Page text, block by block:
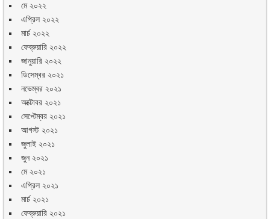
মে ২০২২
এপ্রিল ২০২২
মার্চ ২০২২
ফেব্রুয়ারি ২০২২
জানুয়ারি ২০২২
ডিসেম্বর ২০২১
নভেম্বর ২০২১
অক্টোবর ২০২১
সেপ্টেম্বর ২০২১
আগস্ট ২০২১
জুলাই ২০২১
জুন ২০২১
মে ২০২১
এপ্রিল ২০২১
মার্চ ২০২১
ফেব্রুয়ারি ২০২১